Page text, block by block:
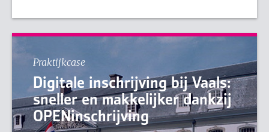
Praktijkcase
Digitale inschrijving bij Vaals:
sneller en makkelijker dankzij
OPENinschrijving